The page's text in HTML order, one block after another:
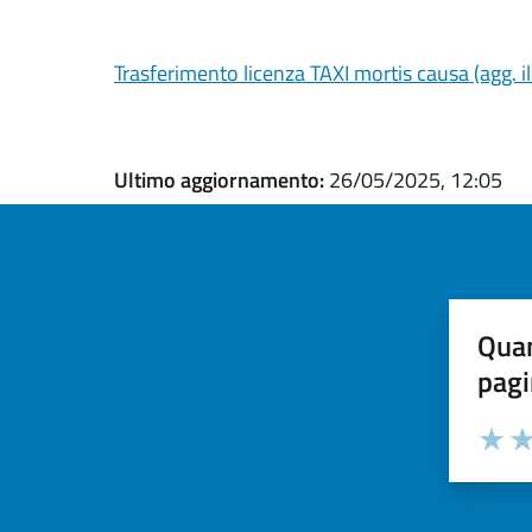
Trasferimento licenza TAXI mortis causa
Ultimo aggiornamento:26/05/2025, 12:05
Valuta